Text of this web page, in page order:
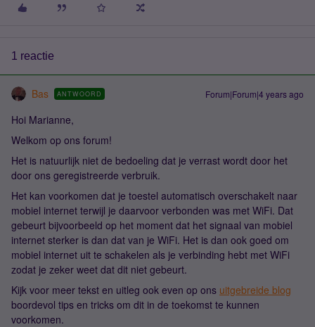
1 reactie
Bas ANTWOORD Forum|Forum|4 years ago
Hoi Marianne,
Welkom op ons forum!
Het is natuurlijk niet de bedoeling dat je verrast wordt door het
door ons geregistreerde verbruik.
Het kan voorkomen dat je toestel automatisch overschakelt naar
mobiel internet terwijl je daarvoor verbonden was met WiFi. Dat
gebeurt bijvoorbeeld op het moment dat het signaal van mobiel
internet sterker is dan dat van je WiFi. Het is dan ook goed om
mobiel internet uit te schakelen als je verbinding hebt met WiFi
zodat je zeker weet dat dit niet gebeurt.
Kijk voor meer tekst en uitleg ook even op ons uitgebreide blog
boordevol tips en tricks om dit in de toekomst te kunnen
voorkomen.